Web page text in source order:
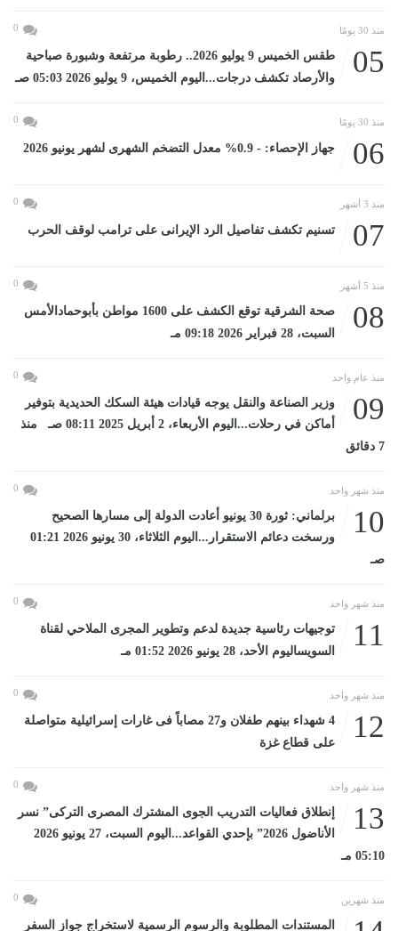
منذ 30 يومًا 0
05
طقس الخميس 9 يوليو 2026.. رطوبة مرتفعة وشبورة صباحية
والأرصاد تكشف درجات...اليوم الخميس، 9 يوليو 2026 05:03 صـ
منذ 30 يومًا 0
06 جهاز الإحصاء: - 0.9% معدل التضخم الشهرى لشهر يونيو 2026
منذ 3 أشهر 0
07 تسنيم تكشف تفاصيل الرد الإيرانى على ترامب لوقف الحرب
منذ 5 أشهر 0
08
صحة الشرقية توقع الكشف على 1600 مواطن بأبوحمادالأمس
السبت، 28 فبراير 2026 09:18 مـ
منذ عام واحد 0
09
وزير الصناعة والنقل يوجه قيادات هيئة السكك الحديدية بتوفير
أماكن في رحلات...اليوم الأربعاء، 2 أبريل 2025 08:11 صـ منذ
7 دقائق
منذ شهر واحد 0
10
برلماني: ثورة 30 يونيو أعادت الدولة إلى مسارها الصحيح
ورسخت دعائم الاستقرار...اليوم الثلاثاء، 30 يونيو 2026 01:21
صـ
منذ شهر واحد 0
11
توجيهات رئاسية جديدة لدعم وتطوير المجرى الملاحي لقناة
السويساليوم الأحد، 28 يونيو 2026 01:52 مـ
منذ شهر واحد 0
12
4 شهداء بينهم طفلان و27 مصاباً فى غارات إسرائيلية متواصلة
على قطاع غزة
منذ شهر واحد 0
13
إنطلاق فعاليات التدريب الجوى المشترك المصرى التركى” نسر
الأناضول 2026” بإحدي القواعد...اليوم السبت، 27 يونيو 2026
05:10 مـ
منذ شهرين 0
المستندات المطلوبة والرسوم الرسمية لاستخراج جواز السفر